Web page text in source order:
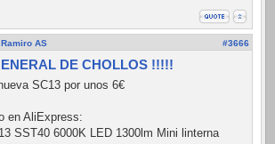
Ramiro AS #3666
DE CHOLLOS !!!!!
SC13 por unos 6€
en AliExpress:
SST40 6000K LED 1300lm Mini linterna